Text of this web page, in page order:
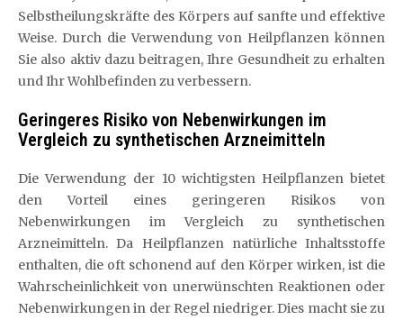
Selbstheilungskräfte des Körpers auf sanfte und effektive
Weise. Durch die Verwendung von Heilpflanzen können
Sie also aktiv dazu beitragen, Ihre Gesundheit zu erhalten
und Ihr Wohlbefinden zu verbessern.
Geringeres Risiko von Nebenwirkungen im
Vergleich zu synthetischen Arzneimitteln
Die Verwendung der 10 wichtigsten Heilpflanzen bietet
den Vorteil eines geringeren Risikos von
Nebenwirkungen im Vergleich zu synthetischen
Arzneimitteln. Da Heilpflanzen natürliche Inhaltsstoffe
enthalten, die oft schonend auf den Körper wirken, ist die
Wahrscheinlichkeit von unerwünschten Reaktionen oder
Nebenwirkungen in der Regel niedriger. Dies macht sie zu